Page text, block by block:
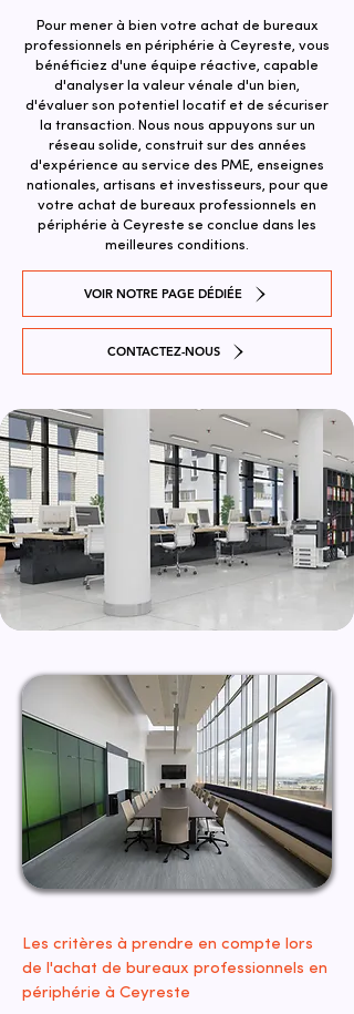
Pour mener à bien votre achat de bureaux
professionnels en périphérie à Ceyreste, vous
bénéficiez d'une équipe réactive, capable
d'analyser la valeur vénale d'un bien,
d'évaluer son potentiel locatif et de sécuriser
la transaction. ​Nous nous appuyons sur un
réseau solide, construit sur des années
d'expérience au service des PME, enseignes
nationales, artisans et investisseurs, pour que
votre achat de bureaux professionnels en
périphérie à Ceyreste se conclue dans les
meilleures conditions.
VOIR NOTRE PAGE DÉDIÉE
CONTACTEZ-NOUS
Les critères à prendre en compte lors
de l'achat de bureaux professionnels en
périphérie à Ceyreste